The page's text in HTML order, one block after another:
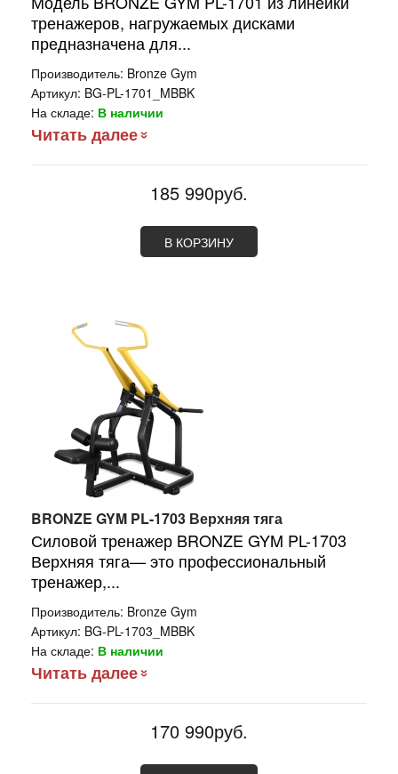
тренажеров, нагружаемых дисками
предназначена для...
Производитель: Bronze Gym
Артикул: BG-PL-1701_MBBK
На складе: В наличии
Читать далее
185 990руб.
В КОРЗИНУ
BRONZE GYM PL-1703 Верхняя тяга
Силовой тренажер BRONZE GYM PL-1703
Верхняя тяга— это профессиональный
тренажер,...
Производитель: Bronze Gym
Артикул: BG-PL-1703_MBBK
На складе: В наличии
Читать далее
170 990руб.